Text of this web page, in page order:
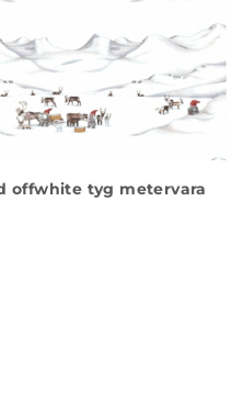
offwhite tyg metervara